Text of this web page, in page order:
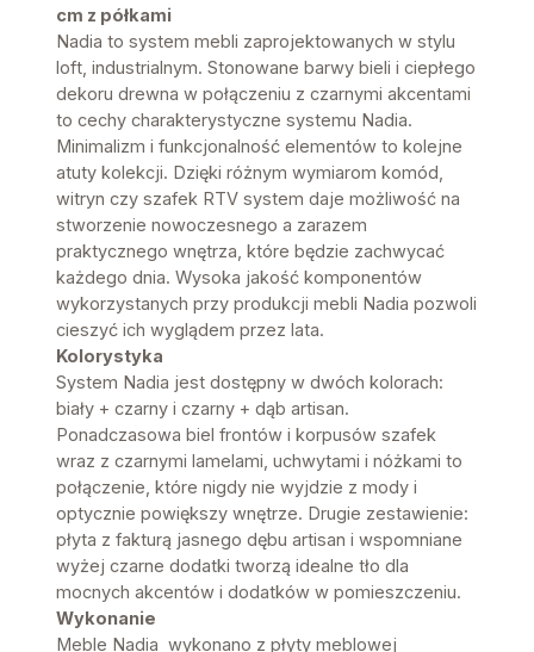
cm z półkami
Nadia to system mebli zaprojektowanych w stylu
loft, industrialnym. Stonowane barwy bieli i ciepłego
dekoru drewna w połączeniu z czarnymi akcentami
to cechy charakterystyczne systemu Nadia.
Minimalizm i funkcjonalność elementów to kolejne
atuty kolekcji. Dzięki różnym wymiarom komód,
witryn czy szafek RTV system daje możliwość na
stworzenie nowoczesnego a zarazem
praktycznego wnętrza, które będzie zachwycać
każdego dnia. Wysoka jakość komponentów
wykorzystanych przy produkcji mebli Nadia pozwoli
cieszyć ich wyglądem przez lata.
Kolorystyka
System Nadia jest dostępny w dwóch kolorach:
biały + czarny i czarny + dąb artisan.
Ponadczasowa biel frontów i korpusów szafek
wraz z czarnymi lamelami, uchwytami i nóżkami to
połączenie, które nigdy nie wyjdzie z mody i
optycznie powiększy wnętrze. Drugie zestawienie:
płyta z fakturą jasnego dębu artisan i wspomniane
wyżej czarne dodatki tworzą idealne tło dla
mocnych akcentów i dodatków w pomieszczeniu.
Wykonanie
Meble Nadia wykonano z płyty meblowej